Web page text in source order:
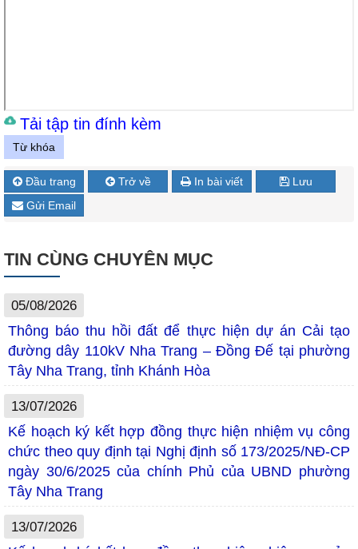
Tải tập tin đính kèm
Từ khóa
Đầu trang Trở về In bài viết
Lưu
Gửi Email
TIN CÙNG CHUYÊN MỤC
05/08/2026
Thông báo thu hồi đất để thực hiện dự án Cải tạo
đường dây 110kV Nha Trang – Đồng Đế tại phường
Tây Nha Trang, tỉnh Khánh Hòa
13/07/2026
Kế hoạch ký kết hợp đồng thực hiện nhiệm vụ công
chức theo quy định tại Nghị định số 173/2025/NĐ-CP
ngày 30/6/2025 của chính Phủ của UBND phường
Tây Nha Trang
13/07/2026